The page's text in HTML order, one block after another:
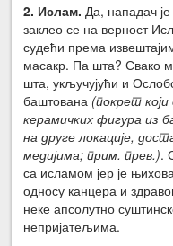
2. Ислам. Да, нападач
заклео се на верност
судећи према
масакр. Па шта? Свако
шта, укључујући и
баштована (покрет
керамичких фигура
на друге локације,
медијима; прим. прев.).
са исламом јер је
односу канцера и
неке апсолутно
непријатељима.